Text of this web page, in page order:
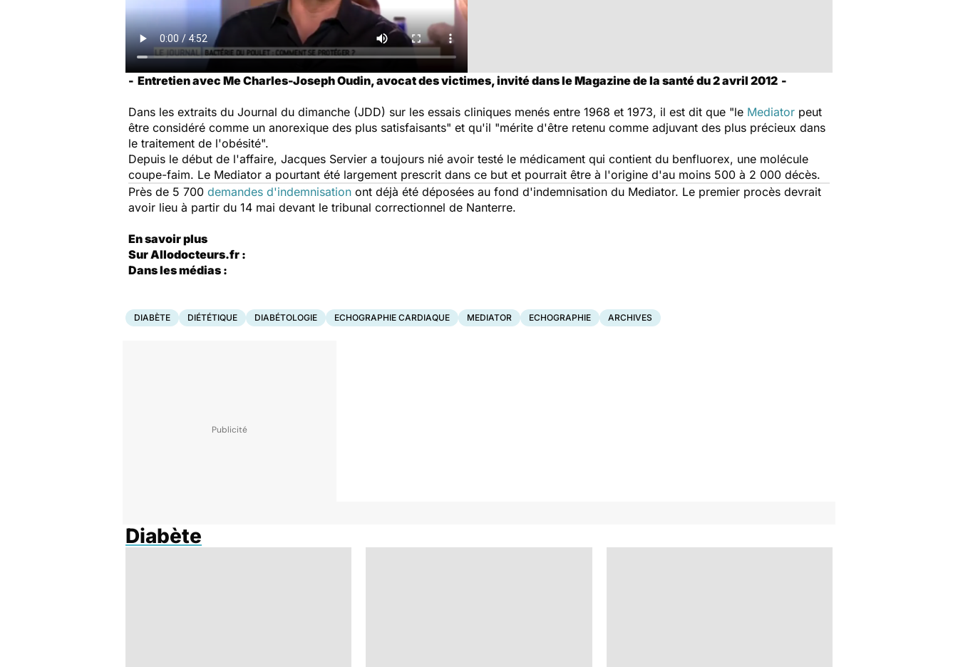
- Entretien avec Me Charles-Joseph Oudin, avocat des victimes, invité dans le Magazine de la santé du 2 avril 2012 -
Dans les extraits du Journal du dimanche (JDD) sur les essais cliniques menés entre 1968 et 1973, il est dit que "le Mediator peut
être considéré comme un anorexique des plus satisfaisants" et qu'il "mérite d'être retenu comme adjuvant des plus précieux dans
le traitement de l'obésité".
Depuis le début de l'affaire, Jacques Servier a toujours nié avoir testé le médicament qui contient du benfluorex, une molécule
coupe-faim. Le Mediator a pourtant été largement prescrit dans ce but et pourrait être à l'origine d'au moins 500 à 2 000 décès.
Près de 5 700 demandes d'indemnisation ont déjà été déposées au fond d'indemnisation du Mediator. Le premier procès devrait
avoir lieu à partir du 14 mai devant le tribunal correctionnel de Nanterre.
En savoir plus
Sur Allodocteurs.fr :
Dans les médias :
DIABÈTE DIÉTÉTIQUE DIABÉTOLOGIE ECHOGRAPHIE CARDIAQUE MEDIATOR ECHOGRAPHIE ARCHIVES
Diabète